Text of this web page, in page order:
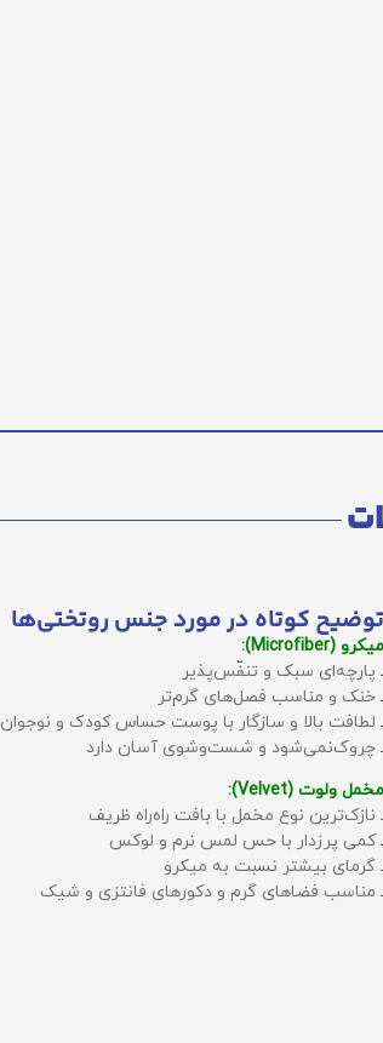
توضیح کوتاه در مورد جنس روتختی‌ها
میکرو (Microfiber):
ـ پارچه‌ای سبک و تنفّس‌پذیر
ـ خنک و مناسب فصل‌های گرم‌تر
ـ لطافت بالا و سازگار با پوست حساس کودک و نوجوان
ـ چروک‌نمی‌شود و شست‌وشوی آسان دارد
مخمل ولوت (Velvet):
ـ نازک‌ترین نوع مخمل با بافت راه‌راه ظریف
ـ کمی پرزدار با حس لمس نرم و لوکس
ـ گرمای بیشتر نسبت به میکرو
ـ مناسب فضاهای گرم و دکورهای فانتزی و شیک